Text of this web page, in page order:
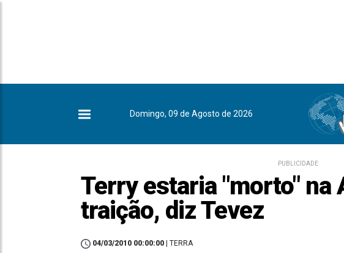
Domingo, 09 de Agosto de 2026
PUBLICIDADE
Terry estaria "morto" na
traição, diz Tevez
04/03/2010 00:00:00 | TERRA